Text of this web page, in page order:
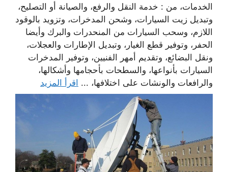
الخدمات، من : خدمة النقل والرفع، والصيانة أو التصليح،
وتبديل زيت السيارات، وشحن المدخرات، وتزويد بالوقود
اللازم، وسحب السيارات من المنحدرات والبرك وأيضا
الحفر، وتوفير قطع الغيار، وتبديل الإطارات والعجلات،
ونقل البضائع، وتقديم أمهر الفنيين، وتوفير المدخرات
السيارات بأنواعها، والسطحات بأحجامها وأشكالها،
والرافعات والونشات على اختلافها، ... اقرأ المزيد